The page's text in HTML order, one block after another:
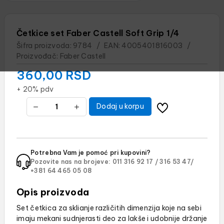
Četkice set Faber Castell Soft Grip 1/4
Šifra proizvoda: 9784 / EAN: 4005401816003
/
Proizvođač: Faber Castell
360,00RSD
+ 20% pdv
Dodaj u korpu
Potrebna Vam je pomoć pri kupovini?
Pozovite nas na brojeve: 011 316 92 17 / 316 53 47/
+381 64 465 05 08
Opis proizvoda
Set četkica za sklianje različitih dimenzija koje na sebi
imaju mekani sudnjerasti deo za lakše i udobnije držanje